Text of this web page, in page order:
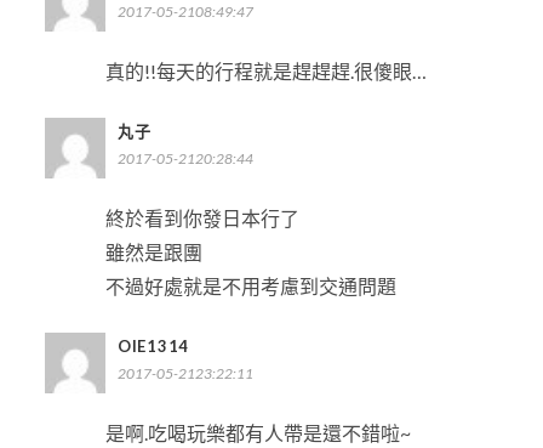
2017-05-2108:49:47
真的!!每天的行程就是趕趕趕.很傻眼…
丸子
2017-05-2120:28:44
終於看到你發日本行了
雖然是跟團
不過好處就是不用考慮到交通問題
OIE1314
2017-05-2123:22:11
是啊.吃喝玩樂都有人帶是還不錯啦~